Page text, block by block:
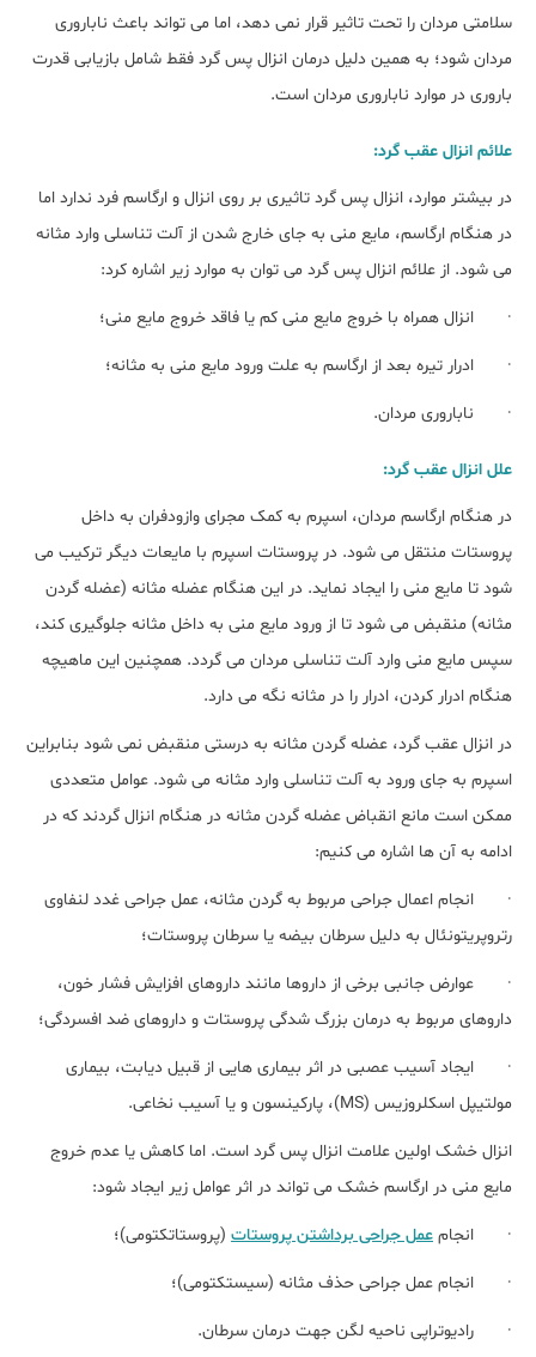
سلامتی مردان را تحت تاثیر قرار نمی دهد، اما می تواند باعث ناباروری
مردان شود؛ به همین دلیل درمان انزال پس گرد فقط شامل بازیابی قدرت
باروری در موارد ناباروری مردان است.
علائم انزال عقب گرد:
در بیشتر موارد، انزال پس گرد تاثیری بر روی انزال و ارگاسم فرد ندارد اما
در هنگام ارگاسم، مایع منی به جای خارج شدن از آلت تناسلی وارد مثانه
می شود. از علائم انزال پس گرد می توان به موارد زیر اشاره کرد:
· انزال همراه با خروج مایع منی کم یا فاقد خروج مایع منی؛
· ادرار تیره بعد از ارگاسم به علت ورود مایع منی به مثانه؛
· ناباروری مردان.
علل انزال عقب گرد:
در هنگام ارگاسم مردان، اسپرم به کمک مجرای وازودفران به داخل
پروستات منتقل می شود. در پروستات اسپرم با مایعات دیگر ترکیب می
شود تا مایع منی را ایجاد نماید. در این هنگام عضله مثانه (عضله گردن
مثانه) منقبض می شود تا از ورود مایع منی به داخل مثانه جلوگیری کند،
سپس مایع منی وارد آلت تناسلی مردان می گردد. همچنین این ماهیچه
هنگام ادرار کردن، ادرار را در مثانه نگه می دارد.
در انزال عقب گرد، عضله گردن مثانه به درستی منقبض نمی شود بنابراین
اسپرم به جای ورود به آلت تناسلی وارد مثانه می شود. عوامل متعددی
ممکن است مانع انقباض عضله گردن مثانه در هنگام انزال گردند که در
ادامه به آن ها اشاره می کنیم:
· انجام اعمال جراحی مربوط به گردن مثانه، عمل جراحی غدد لنفاوی
رتروپریتونئال به دلیل سرطان بیضه یا سرطان پروستات؛
· عوارض جانبی برخی از داروها مانند داروهای افزایش فشار خون،
داروهای مربوط به درمان بزرگ شدگی پروستات و داروهای ضد افسردگی؛
· ایجاد آسیب عصبی در اثر بیماری هایی از قبیل دیابت، بیماری
مولتیپل اسکلروزیس (MS)، پارکینسون و یا آسیب نخاعی.
انزال خشک اولین علامت انزال پس گرد است. اما کاهش یا عدم خروج
مایع منی در ارگاسم خشک می تواند در اثر عوامل زیر ایجاد شود:
· انجام عمل جراحی برداشتن پروستات (پروستاتکتومی)؛
· انجام عمل جراحی حذف مثانه (سیستکتومی)؛
· رادیوتراپی ناحیه لگن جهت درمان سرطان.